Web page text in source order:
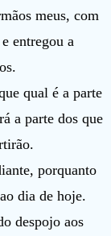
meus, com
entregou a
qual é a parte
a parte dos que
porquanto
dia de hoje.
despojo aos